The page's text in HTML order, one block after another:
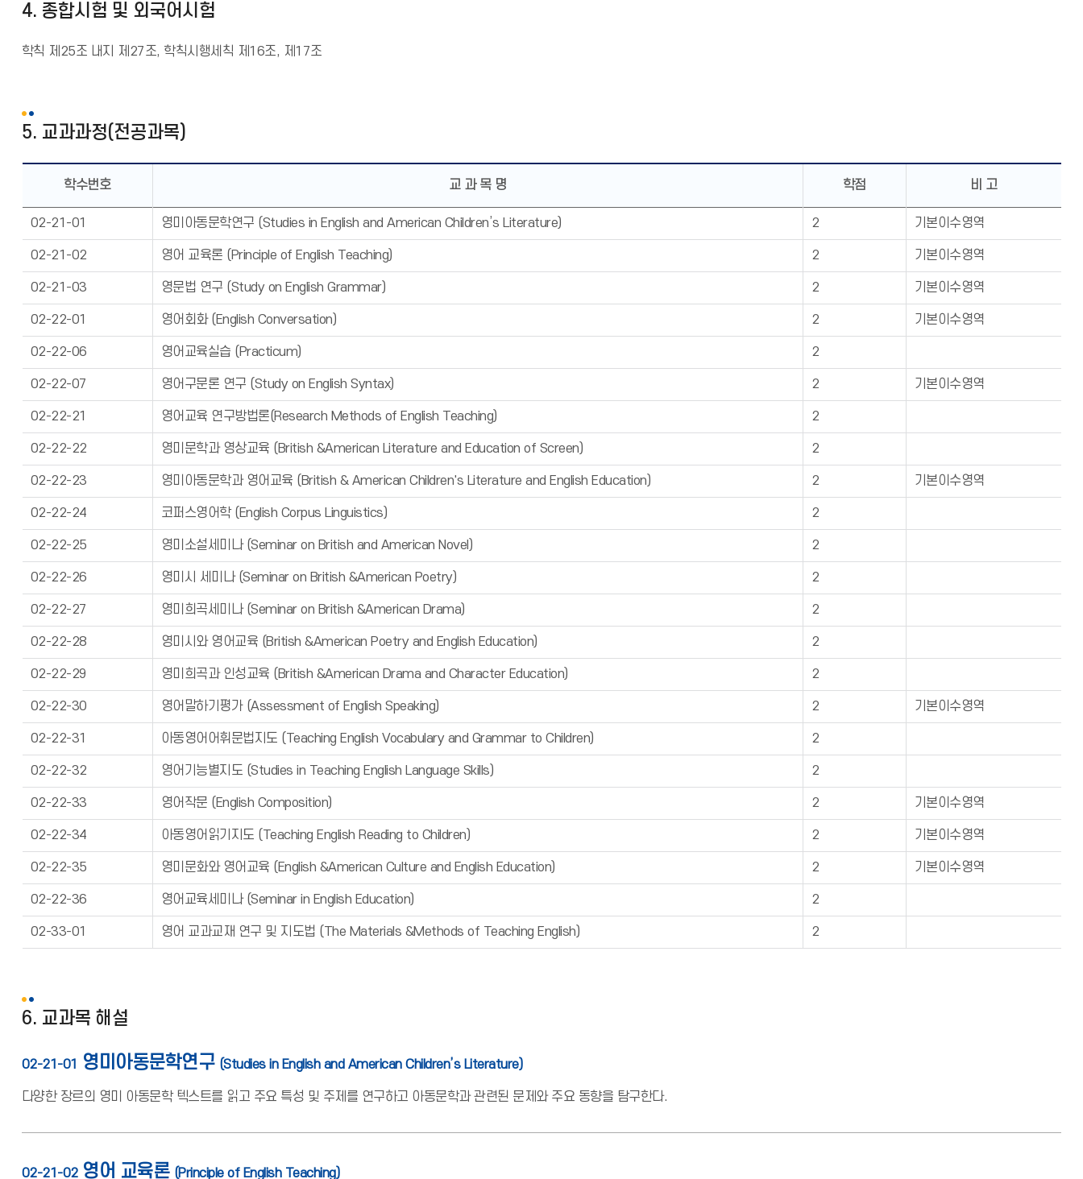
4. 종합시험 및 외국어시험
학칙 제25조 내지 제27조, 학칙시행세칙 제16조, 제17조
5. 교과과정(전공과목)
학수번호 교 과 목 명 학점 비 고
02-21-01 영미아동문학연구 (Studies in English and American Children’s Literature) 2 기본이수영역
02-21-02 영어 교육론 (Principle of English Teaching) 2 기본이수영역
02-21-03 영문법 연구 (Study on English Grammar) 2 기본이수영역
02-22-01 영어회화 (English Conversation) 2 기본이수영역
02-22-06 영어교육실습 (Practicum) 2
02-22-07 영어구문론 연구 (Study on English Syntax) 2 기본이수영역
02-22-21 영어교육 연구방법론(Research Methods of English Teaching) 2
02-22-22 영미문학과 영상교육 (British &American Literature and Education of Screen) 2
02-22-23 영미아동문학과 영어교육 (British & American Children's Literature and English Education) 2 기본이수영역
02-22-24 코퍼스영어학 (English Corpus Linguistics) 2
02-22-25 영미소설세미나 (Seminar on British and American Novel) 2
02-22-26 영미시 세미나 (Seminar on British &American Poetry) 2
02-22-27 영미희곡세미나 (Seminar on British &American Drama) 2
02-22-28 영미시와 영어교육 (British &American Poetry and English Education) 2
02-22-29 영미희곡과 인성교육 (British &American Drama and Character Education) 2
02-22-30 영어말하기평가 (Assessment of English Speaking) 2 기본이수영역
02-22-31 아동영어어휘문법지도 (Teaching English Vocabulary and Grammar to Children) 2
02-22-32 영어기능별지도 (Studies in Teaching English Language Skills) 2
02-22-33 영어작문 (English Composition) 2 기본이수영역
02-22-34 아동영어읽기지도 (Teaching English Reading to Children) 2 기본이수영역
02-22-35 영미문화와 영어교육 (English &American Culture and English Education) 2 기본이수영역
02-22-36 영어교육세미나 (Seminar in English Education) 2
02-33-01 영어 교과교재 연구 및 지도법 (The Materials &Methods of Teaching English) 2
6. 교과목 해설
02-21-01 영미아동문학연구 (Studies in English and American Children’s Literature)
다양한 장르의 영미 아동문학 텍스트를 읽고 주요 특성 및 주제를 연구하고 아동문학과 관련된 문제와 주요 동향을 탐구한다.
02-21-02 영어 교육론 (Principle of English Teaching)